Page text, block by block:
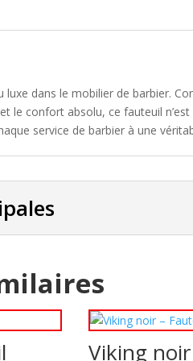
luxe dans le mobilier de barbier.
le confort absolu, ce fauteuil
service de barbier à une
Viking